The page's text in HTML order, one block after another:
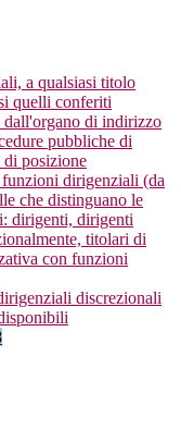
a qualsiasi titolo
quelli conferiti
dall'organo di indirizzo
pubbliche di
di posizione
dirigenziali (da
che distinguano le
dirigenti, dirigenti
titolari di
con funzioni
discrezionali